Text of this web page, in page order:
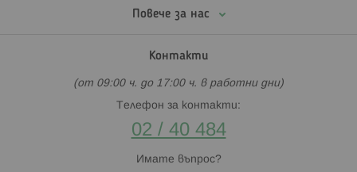
новородено или за по-голямо бебе, при Хиполенд ще
намерите точния продукт за вашето дете. Разгледайте
безопасност, удобство и дизайн, подходящ за ежедневното
Биберонът е не просто аксесоар – той е част от грижата
бебе. Изберете правилния биберон и направете всеки
момент на хранене приятен и безопасен.
Повече за нас
Контакти
(от 09:00 ч. до 17:00 ч. в работни дни)
Телефон за контакти:
02 / 40 484
Имате въпрос?